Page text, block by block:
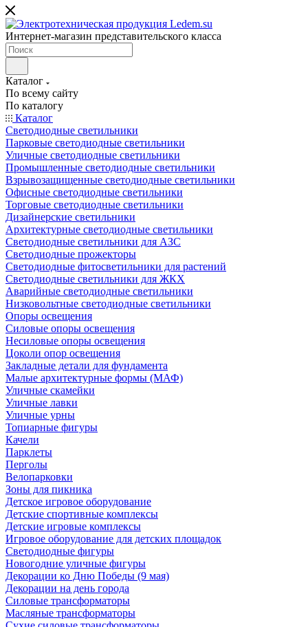
Интернет-магазин представительского класса
Каталог
По всему сайту
По каталогу
Каталог
Светодиодные светильники
Парковые светодиодные светильники
Уличные светодиодные светильники
Промышленные светодиодные светильники
Взрывозащищенные светодиодные светильники
Офисные светодиодные светильники
Торговые светодиодные светильники
Дизайнерские светильники
Архитектурные светодиодные светильники
Светодиодные светильники для АЗС
Светодиодные прожекторы
Светодиодные фитосветильники для растений
Светодиодные светильники для ЖКХ
Аварийные светодиодные светильники
Низковольтные светодиодные светильники
Опоры освещения
Силовые опоры освещения
Несиловые опоры освещения
Цоколи опор освещения
Закладные детали для фундамента
Малые архитектурные формы (МАФ)
Уличные скамейки
Уличные лавки
Уличные урны
Топиарные фигуры
Качели
Парклеты
Перголы
Велопарковки
Зоны для пикника
Детское игровое оборудование
Детские спортивные комплексы
Детские игровые комплексы
Игровое оборудование для детских площадок
Светодиодные фигуры
Новогодние уличные фигуры
Декорации ко Дню Победы (9 мая)
Декорации на день города
Силовые трансформаторы
Масляные трансформаторы